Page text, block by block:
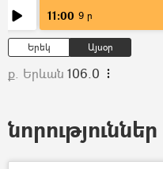
11:00 9 ր
Երեկ Այսօր
ք. Երևան 106.0